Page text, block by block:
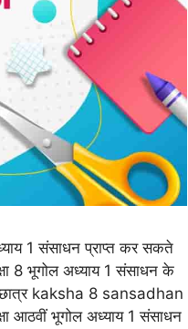
1 संसाधन प्राप्त कर सकते
8 भूगोल अध्याय 1 संसाधन के
छात्र kaksha 8 sansadhan
आठवीं भूगोल अध्याय 1 संसाधन